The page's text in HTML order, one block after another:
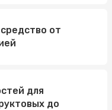
захист від
времени и
от
для
до